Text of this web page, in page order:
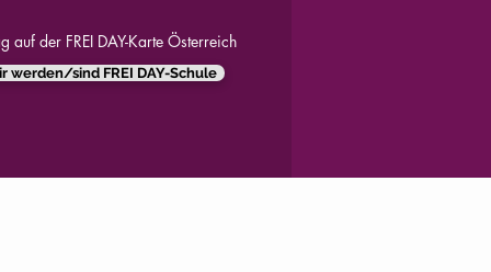
auf der FREI DAY-Karte Österreich
werden/sind FREI DAY-Schule